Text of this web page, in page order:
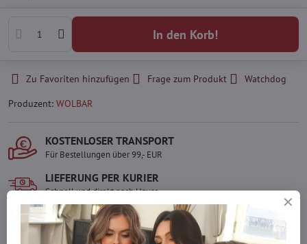
In den Korb!
Zu Favoriten hinzufügen Frage zum Produkt
Watchdog
Produzent: WOLBAR
KOSTENLOSER TRANSPORT
Für Bestellungen über 99,- EUR
LIEFERUNG PER KURIER
Schnell und direkt nach Hause.
SICHERE ZAHLUNGEN
Gesicherte Online-Zahlungen